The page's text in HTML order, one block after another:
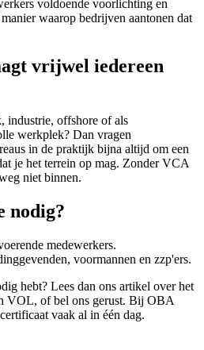
voldoende voorlichting en
waarop bedrijven aantonen dat
vrijwel iedereen
industrie, offshore of als
werkplek? Dan vragen
in de praktijk bijna altijd om een
je het terrein op mag. Zonder VCA
niet binnen.
nodig?
medewerkers.
voormannen en zzp'ers.
hebt? Lees dan ons artikel over het
VOL, of bel ons gerust. Bij OBA
vaak al in één dag.